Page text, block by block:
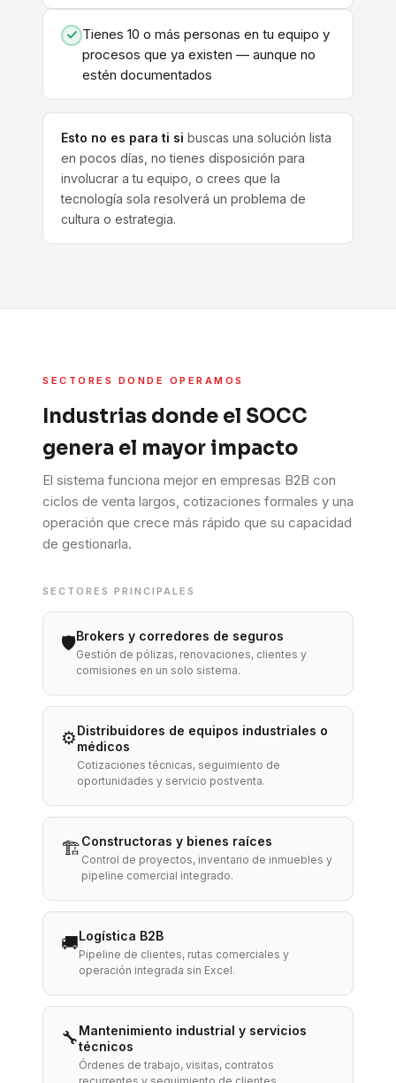
Tienes 10 o más personas en tu equipo y
procesos que ya existen — aunque no
estén documentados
Esto no es para ti si buscas una solución lista
en pocos días, no tienes disposición para
involucrar a tu equipo, o crees que la
tecnología sola resolverá un problema de
cultura o estrategia.
SECTORES DONDE OPERAMOS
Industrias donde el SOCC
genera el mayor impacto
El sistema funciona mejor en empresas B2B con
ciclos de venta largos, cotizaciones formales y una
operación que crece más rápido que su capacidad
de gestionarla.
SECTORES PRINCIPALES
🛡️Brokers y corredores de seguros
Gestión de pólizas, renovaciones, clientes y
comisiones en un solo sistema.
⚙️Distribuidores de equipos industriales o
médicos
Cotizaciones técnicas, seguimiento de
oportunidades y servicio postventa.
🏗️Constructoras y bienes raíces
Control de proyectos, inventario de inmuebles y
pipeline comercial integrado.
🚚Logística B2B
Pipeline de clientes, rutas comerciales y
operación integrada sin Excel.
🔧Mantenimiento industrial y servicios
técnicos
Órdenes de trabajo, visitas, contratos